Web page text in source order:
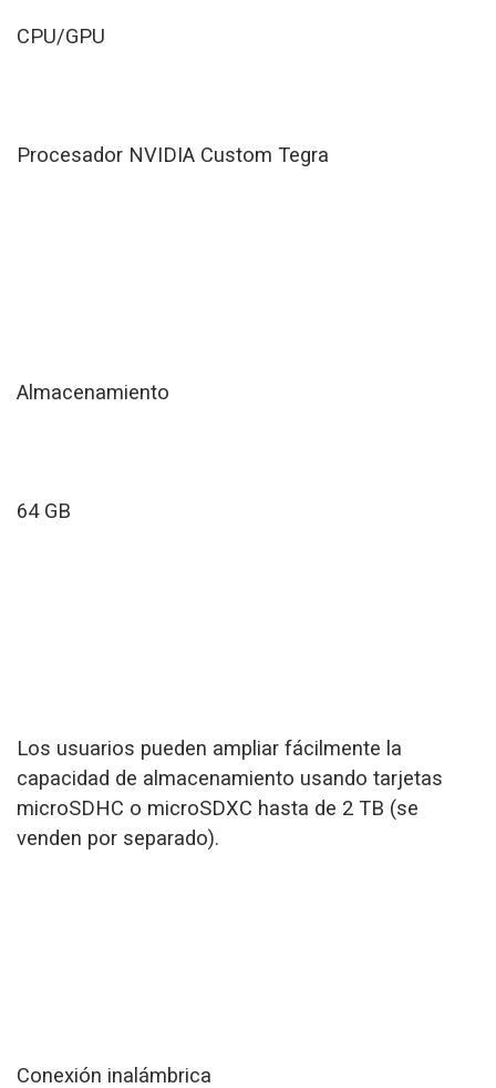
CPU/GPU
Procesador NVIDIA Custom Tegra
Almacenamiento
64 GB
Los usuarios pueden ampliar fácilmente la
capacidad de almacenamiento usando tarjetas
microSDHC o microSDXC hasta de 2 TB (se
venden por separado).
Conexión inalámbrica